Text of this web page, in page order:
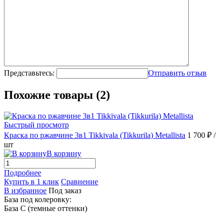
Представьтесь: Отправить отзыв
Похожие товары (2)
Быстрый просмотр
Краска по ржавчине 3в1 Tikkivala (Tikkurila) Metallista 1 700 ₽ /
шт
В корзину
Подробнее
Купить в 1 клик Сравнение
В избранное Под заказ
База под колеровку:
База С (темные оттенки)